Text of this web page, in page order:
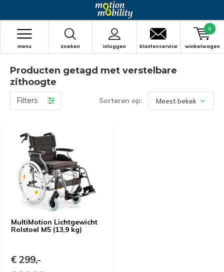
zoeken inloggen
menu klantenservice winkelwagen
0
Producten getagd met verstelbare
zithoogte
Filters Sorteren op:
MultiMotion Lichtgewicht
Rolstoel M5 (13,9 kg)
€ 299,-